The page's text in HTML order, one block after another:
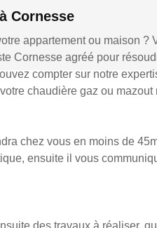
Cornesse
appartement ou maison ?
Cornesse agréé pour
compter sur notre
chaudière gaz ou
chez vous en moins de
ensuite il vous
des travaux à réaliser,